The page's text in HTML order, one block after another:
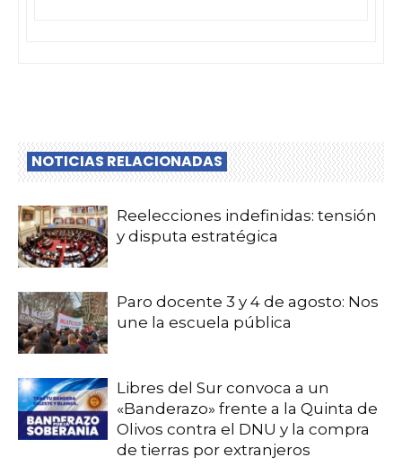
NOTICIAS RELACIONADAS
Reelecciones indefinidas: tensión
y disputa estratégica
Paro docente 3 y 4 de agosto: Nos
une la escuela pública
Libres del Sur convoca a un
«Banderazo» frente a la Quinta de
Olivos contra el DNU y la compra
de tierras por extranjeros